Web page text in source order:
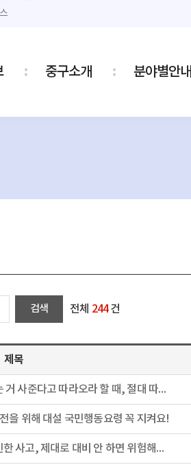
중구소개 분야별안내
전체 244 건
제목
('25년 11월) 3. 모르는 사람 맛있는 거 사준다고 따라오라 할 때, 절대 따라가면 안 돼요!
을 위해 대설 국민행동요령 꼭 지켜요!
('25년 11월) 1. 밀려오는 인파로 인한 사고, 제대로 대비 안 하면 위험해집니다!